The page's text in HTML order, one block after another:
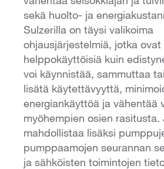
sekä huolto- ja
Sulzerilla on täysi valikoima
ohjausjärjestelmiä, jotka ovat
helppokäyttöisiä kuin
voi käynnistää, sammuttaa
lisätä käytettävyyttä,
energiankäyttöä ja vähentää
myöhempien osien rasitusta.
mahdollistaa lisäksi
pumppaamojen seurannan
ja sähköisten toimintojen